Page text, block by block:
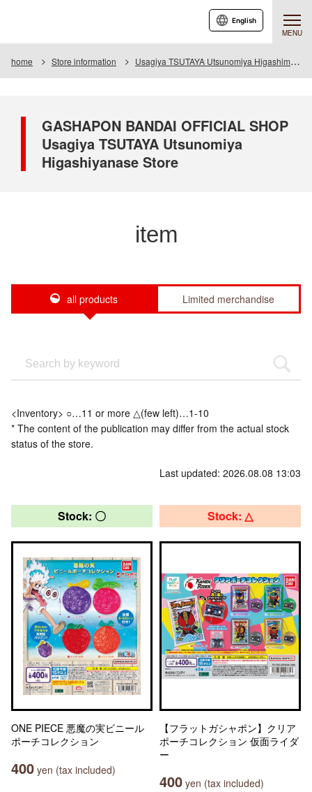
MENU
English
home Store information Usagiya TSUTAYA Utsunomiya Higashimase store
GASHAPON BANDAI OFFICIAL SHOP
Usagiya TSUTAYA Utsunomiya
Higashiyanase Store
item
all products Limited merchandise
<Inventory> ○…11 or more △(few left)…1-10
* The content of the publication may differ from the actual stock
status of the store.
Last updated: 2026.08.08 13:03
Stock: 〇
ONE PIECE 悪魔の実ビニール
ポーチコレクション
400 yen (tax included)
Stock: △
【フラットガシャポン】クリア
ポーチコレクション 仮面ライダ
ー
400 yen (tax included)